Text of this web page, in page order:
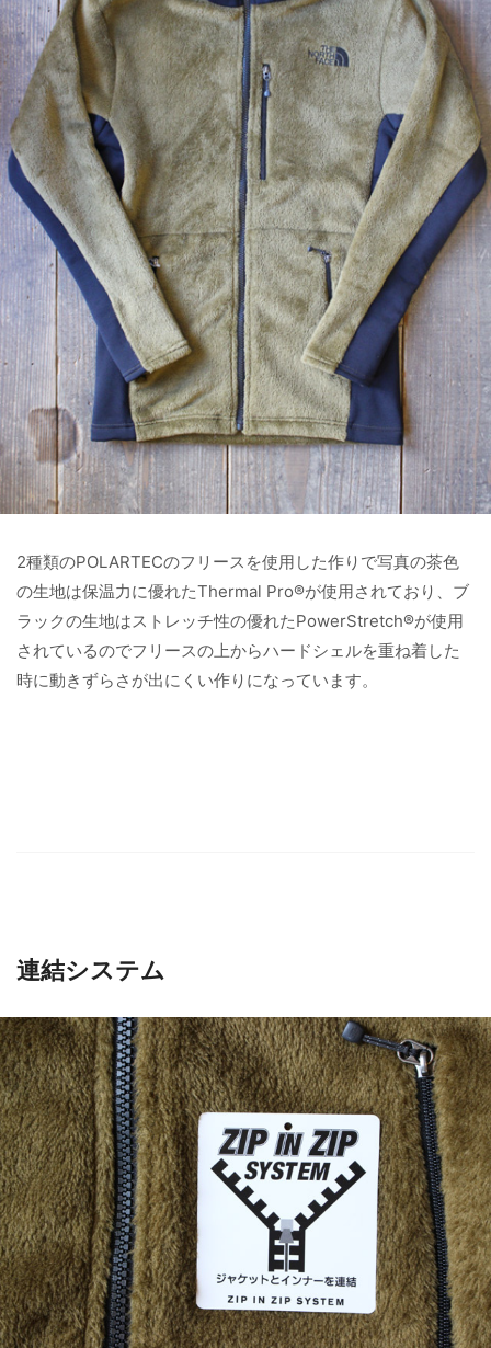
2種類のPOLARTECのフリースを使用した作りで写真の茶色
の生地は保温力に優れたThermal Pro®が使用されており、ブ
ラックの生地はストレッチ性の優れたPowerStretch®が使用
されているのでフリースの上からハードシェルを重ね着した
時に動きずらさが出にくい作りになっています。
連結システム